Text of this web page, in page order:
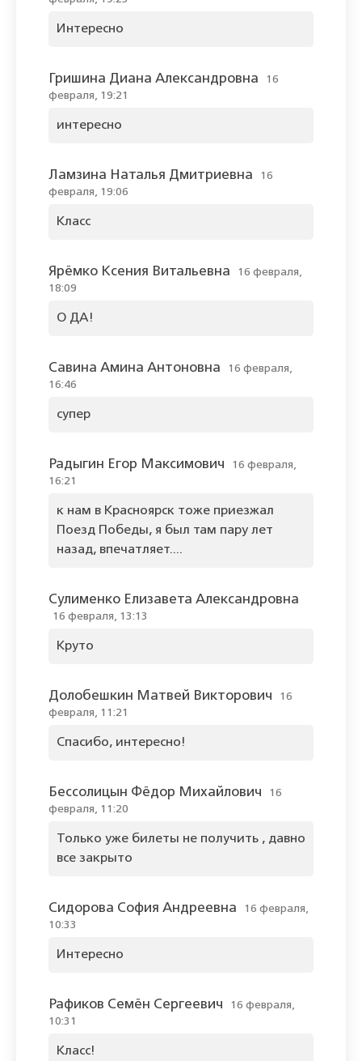
Интересно
Гришина Диана Александровна
16
февраля, 19:21
интересно
Ламзина Наталья Дмитриевна
16
февраля, 19:06
Класс
Ярёмко Ксения Витальевна
16 февраля,
18:09
О ДА!
Савина Амина Антоновна
16 февраля,
16:46
супер
Радыгин Егор Максимович
16 февраля,
16:21
к нам в Красноярск тоже приезжал
Поезд Победы, я был там пару лет
назад, впечатляет....
Сулименко Елизавета Александровна
16 февраля, 13:13
Круто
Долобешкин Матвей Викторович
16
февраля, 11:21
Спасибо, интересно!
Бессолицын Фёдор Михайлович
16
февраля, 11:20
Только уже билеты не получить , давно
все закрыто
Сидорова София Андреевна
16 февраля,
10:33
Интересно
Рафиков Семён Сергеевич
16 февраля,
10:31
Класс!